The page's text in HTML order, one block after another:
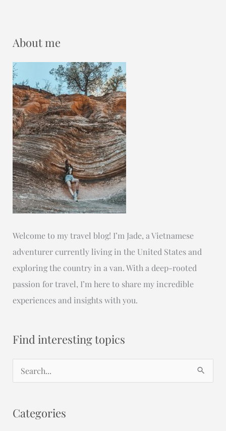
About me
Welcome to my travel blog! I’m Jade, a Vietnamese
adventurer currently living in the United States and
exploring the country in a van. With a deep-rooted
passion for travel, I’m here to share my incredible
experiences and insights with you.
Find interesting topics
r
Categories